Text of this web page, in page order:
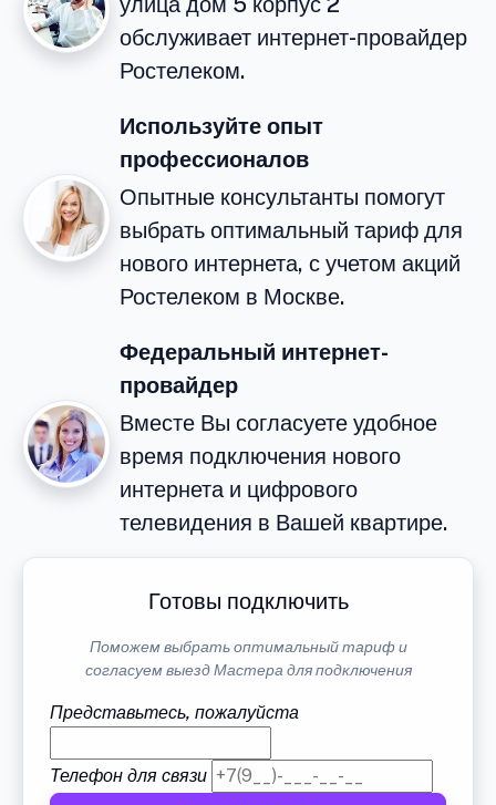
обслуживает интернет-провайдер
Ростелеком.
Используйте опыт
профессионалов
Опытные консультанты помогут
выбрать оптимальный тариф для
нового интернета, с учетом акций
Ростелеком в Москве.
Федеральный интернет-
провайдер
Вместе Вы согласуете удобное
время подключения нового
интернета и цифрового
телевидения в Вашей квартире.
Готовы подключить
Поможем выбрать оптимальный тариф и
согласуем выезд Мастера для подключения
Представьтесь, пожалуйста
Телефон для связи